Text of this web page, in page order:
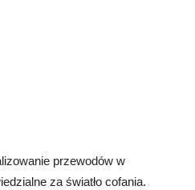
przewodów w
za światło cofania.